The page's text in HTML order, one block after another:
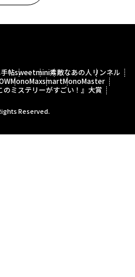
帖sweetmini素敵なあの人 リンネル
MonoMaxsmartMonoMaster
のミステリーがすごい！』大賞
Reserved.